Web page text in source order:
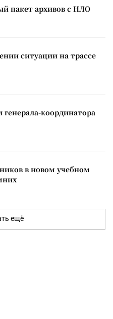
пакет архивов с НЛО
ситуации на трассе
координатора
в новом учебном
ещё